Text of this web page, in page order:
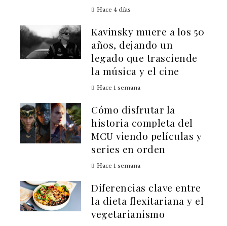
Hace 4 días
Kavinsky muere a los 50
años, dejando un
legado que trasciende
la música y el cine
Hace 1 semana
Cómo disfrutar la
historia completa del
MCU viendo películas y
series en orden
Hace 1 semana
Diferencias clave entre
la dieta flexitariana y el
vegetarianismo